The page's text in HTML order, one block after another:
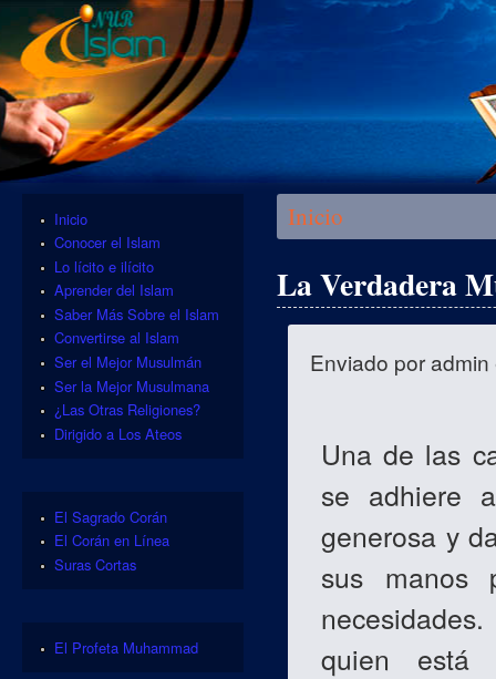
Se encuentra usted aquí
Inicio
La Verdadera
Enviado poradmin
Una de las
se adhiere
generosa y
sus manos
quien está
Inicio
Conocer el Islam
Lo lícito e ilícito
Aprender del Islam
Saber Más Sobre el Islam
Convertirse al Islam
Ser el Mejor Musulmán
Ser la Mejor Musulmana
¿Las Otras Religiones?
Dirigido a Los Ateos
El Sagrado Corán
El Corán en Línea
Suras Cortas
El Profeta Muhammad